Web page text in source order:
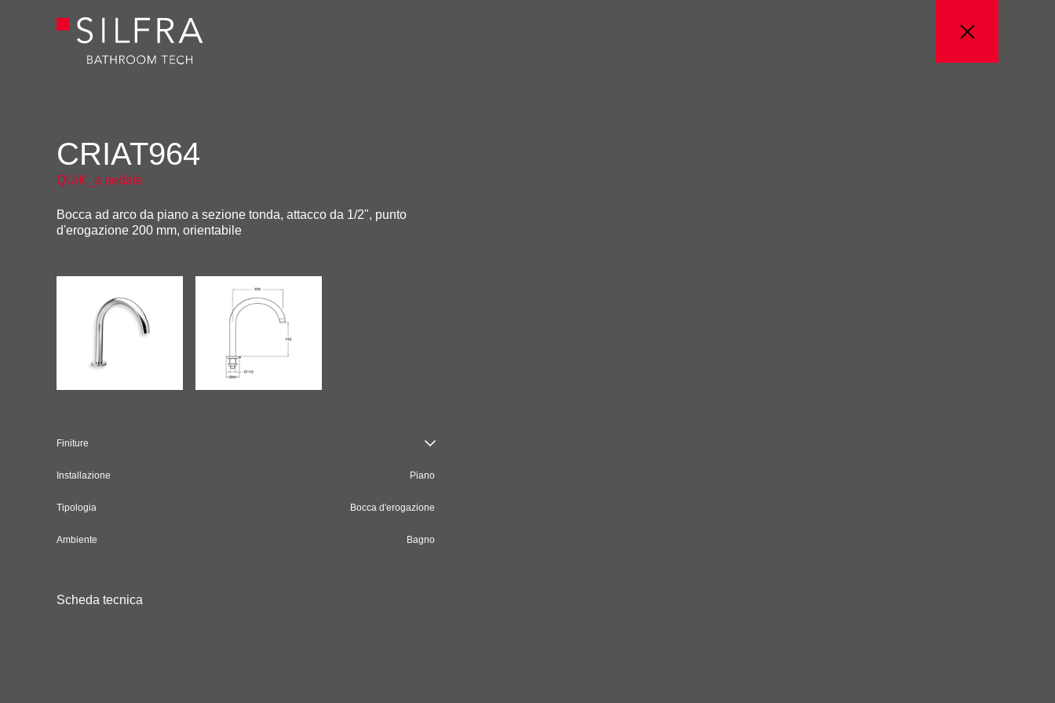
CRIAT964
QUiK_a pedale
Bocca ad arco da piano a sezione tonda, attacco da 1/2", punto
d'erogazione 200 mm, orientabile
Finiture
Installazione Piano
Tipologia Bocca d'erogazione
Ambiente Bagno
Scheda tecnica